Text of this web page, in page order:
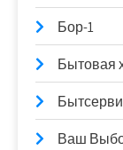
Бор-1
Бытовая
Ваш